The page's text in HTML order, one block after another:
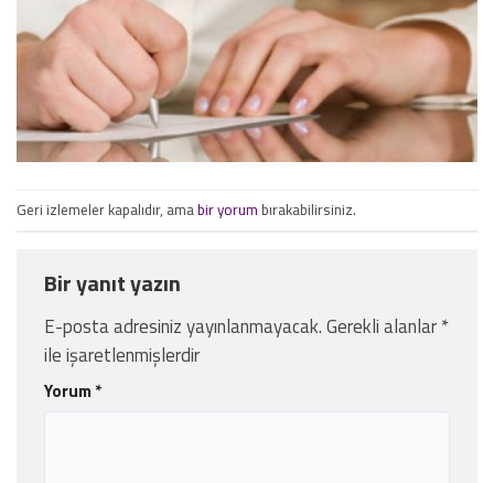
Geri izlemeler kapalıdır, amabir yorum bırakabilirsiniz.
Bir yanıt yazın
E-posta adresiniz yayınlanmayacak.Gerekli alanlar*
ile işaretlenmişlerdir
Yorum *